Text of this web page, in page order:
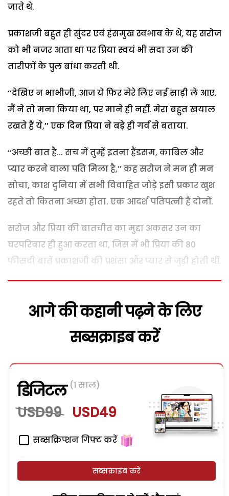
जाते थे.
प्रकाशजी बहुत ही सुंदर एवं हंसमुख स्वभाव के थे, यह सरोज
को भी नजर आता था पर प्रिया स्वयं भी सदा उन की
तारीफों के पुल बांधा करती थी.
‘‘देखिए न भाभीजी, आज ये फिर मेरे लिए नई साड़ी ले आए.
मैं ने तो मना किया था, पर माने ही नहीं. मेरा बहुत खयाल
रखते हैं ये,’’ एक दिन प्रिया ने बड़े ही गर्व से बताया.
‘‘अच्छी बात है... सच में तुम्हें इतना हैंडसम, काबिल और
प्यार करने वाला पति मिला है,’’ कह सरोज ने मन ही मन
सोचा, काश दुनिया में सभी विवाहित जोड़े इसी प्रकार खुश
रहते तो कितना अच्छा होता. एक आदर्श पतिपत्नी हैं दोनों.
सरोज और प्रिया की बातचीत का मुद्दा अकसर उन का
घरपरिवार ही हुआ करता था, जिस में भी प्रिया की 80
फीसदी बातें प्रकाशजी की प्रशंसा और प्यार से जुड़ी होती थीं.
आगे की कहानी पढ़ने के लिए
सब्सक्राइब करें
डिजिटल (1 साल)
USD99 USD49
सब्सक्रिप्शन गिफ्ट करें
सब्सक्राइब करें